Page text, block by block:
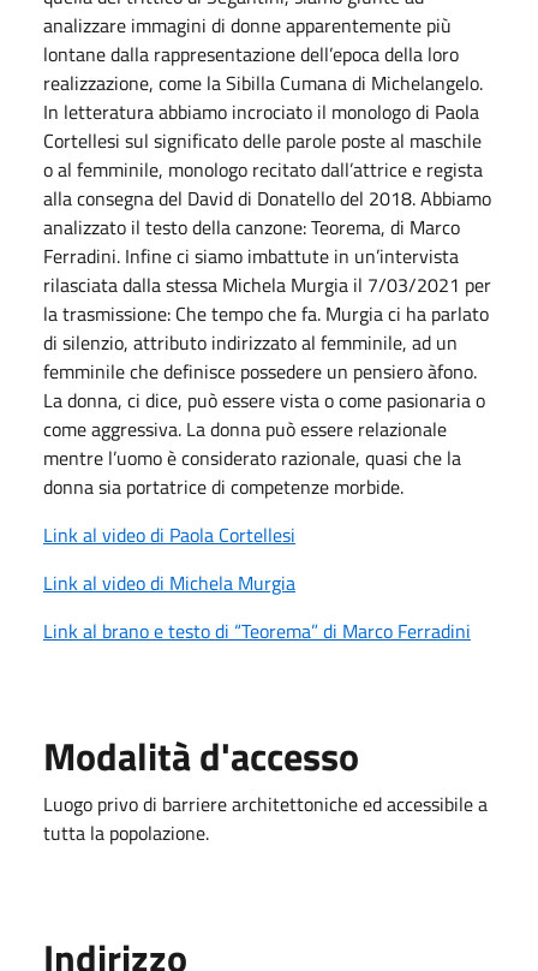
analizzare immagini di donne apparentemente più
lontane dalla rappresentazione dell’epoca della loro
realizzazione, come la Sibilla Cumana di Michelangelo.
In letteratura abbiamo incrociato il monologo di Paola
Cortellesi sul significato delle parole poste al maschile
o al femminile, monologo recitato dall’attrice e regista
alla consegna del David di Donatello del 2018. Abbiamo
analizzato il testo della canzone: Teorema, di Marco
Ferradini. Infine ci siamo imbattute in un’intervista
rilasciata dalla stessa Michela Murgia il 7/03/2021 per
la trasmissione: Che tempo che fa. Murgia ci ha parlato
di silenzio, attributo indirizzato al femminile, ad un
femminile che definisce possedere un pensiero àfono.
La donna, ci dice, può essere vista o come pasionaria o
come aggressiva. La donna può essere relazionale
mentre l’uomo è considerato razionale, quasi che la
donna sia portatrice di competenze morbide.
Link al video di Paola Cortellesi
Link al video di Michela Murgia
Link al brano e testo di “Teorema” di Marco Ferradini
Modalità d'accesso
Luogo privo di barriere architettoniche ed accessibile a
tutta la popolazione.
Indirizzo